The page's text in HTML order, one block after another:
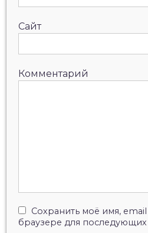
Сайт
Комментарий
Сохранить моё имя,
браузере для